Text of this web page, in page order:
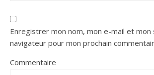
Enregistrer mon nom, mon e-mail et mon
navigateur pour mon prochain
Commentaire